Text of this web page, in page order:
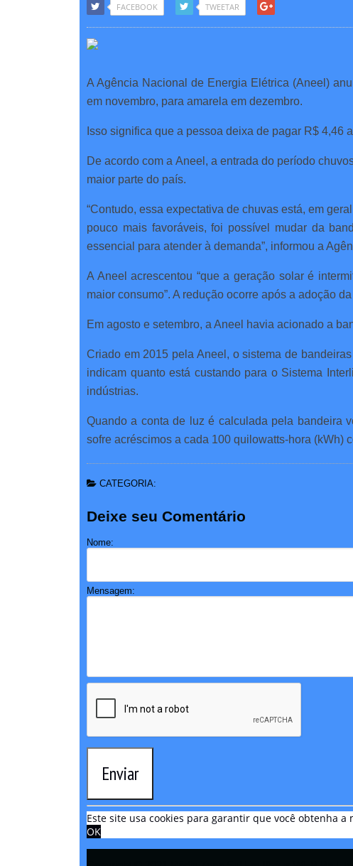
FACEBOOK TWEETAR
A Agência Nacional de Energia Elétrica (Aneel)
em novembro, para amarela em dezembro.
Isso significa que a pessoa deixa de pagar R$ 4,46
De acordo com a Aneel, a entrada do período
maior parte do país.
“Contudo, essa expectativa de chuvas está, em
pouco mais favoráveis, foi possível mudar da
essencial para atender à demanda”, informou a
A Aneel acrescentou “que a geração solar é
maior consumo”. A redução ocorre após a adoção
Em agosto e setembro, a Aneel havia acionado a
Criado em 2015 pela Aneel, o sistema de
indicam quanto está custando para o Sistema
indústrias.
Quando a conta de luz é calculada pela bandeira
sofre acréscimos a cada 100 quilowatts-hora (kWh)
CATEGORIA:
Deixe seu Comentário
Nome:
Mensagem:
Enviar
Este site usa cookies para garantir que você obtenha
OK